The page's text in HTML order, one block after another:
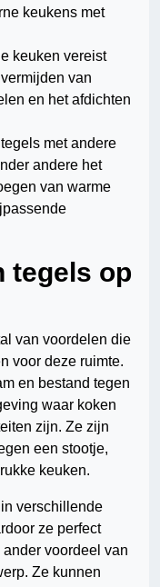
keukens met
keuken vereist
van
en het afdichten
met andere
andere het
van warme
tegels op
van voordelen die
voor deze ruimte.
en bestand tegen
waar koken
zijn. Ze zijn
een stootje,
keuken.
verschillende
ze perfect
voordeel van
Ze kunnen